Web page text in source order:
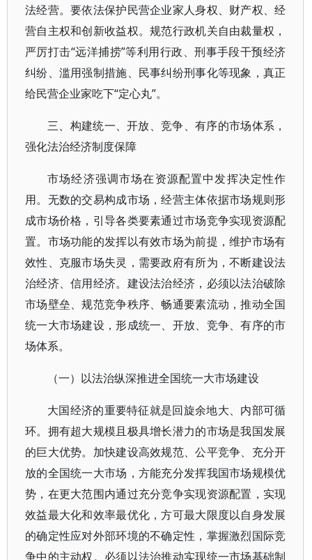
法经营。要依法保护民营企业家人身权、财产权、经
营自主权和创新收益权。规范行政机关自由裁量权，
严厉打击“远洋捕捞”等利用行政、刑事手段干预经济
纠纷、滥用强制措施、民事纠纷刑事化等现象，真正
给民营企业家吃下“定心丸”。
三、构建统一、开放、竞争、有序的市场体系，
强化法治经济制度保障
市场经济强调市场在资源配置中发挥决定性作
用。无数的交易构成市场，经营主体依据市场规则形
成市场价格，引导各类要素通过市场竞争实现资源配
置。市场功能的发挥以有效市场为前提，维护市场有
效性、克服市场失灵，需要政府有所为，不断建设法
治经济、信用经济。建设法治经济，必须以法治破除
市场壁垒、规范竞争秩序、畅通要素流动，推动全国
统一大市场建设，形成统一、开放、竞争、有序的市
场体系。
（一）以法治纵深推进全国统一大市场建设
大国经济的重要特征就是回旋余地大、内部可循
环。拥有超大规模且极具增长潜力的市场是我国发展
的巨大优势。加快建设高效规范、公平竞争、充分开
放的全国统一大市场，方能充分发挥我国市场规模优
势，在更大范围内通过充分竞争实现资源配置，实现
效益最大化和效率最优化，方可最大限度以自身发展
的确定性应对外部环境的不确定性，掌握激烈国际竞
争中的主动权。必须以法治推动实现统一市场基础制